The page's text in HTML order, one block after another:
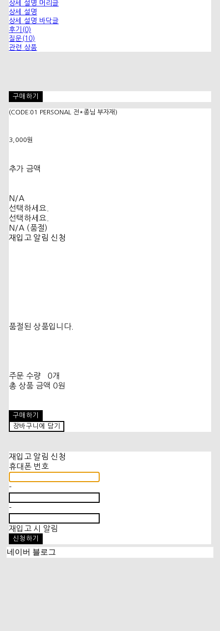
상세 설명 머리글
상세 설명
상세 설명 바닥글
후기(0)
질문(10)
관련 상품
구매하기
(CODE:01 PERSONAL 전*종님 부자재)
3,000원
추가 금액
N/A
선택하세요.
선택하세요.
N/A (품절)
재입고 알림 신청
품절된 상품입니다.
주문 수량
0개
총 상품 금액 0원
구매하기
장바구니에 담기
재입고 알림 신청
휴대폰 번호
-
-
재입고 시 알림
신청하기
네이버 블로그